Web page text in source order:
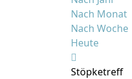
Nach Monat
Nach Woche
Heute
Stöpketreff